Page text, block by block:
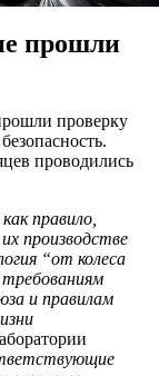
прошли
проверку
проводились
правило,
производстве
“от колеса
и правилам